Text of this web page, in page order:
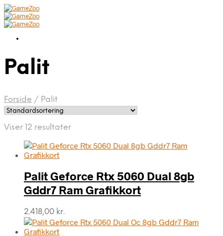
Palit
Forside / Palit
Viser 12 resultater
Palit Geforce Rtx 5060 Dual 8gb
Gddr7 Ram Grafikkort
2.418,00 kr.